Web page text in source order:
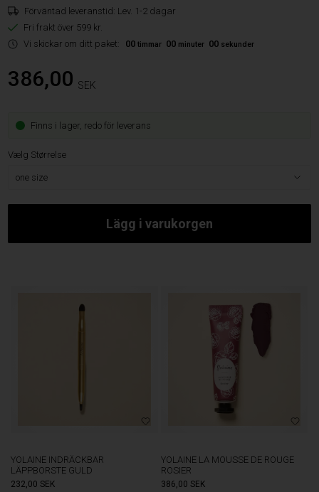
Förväntad leveranstid: Lev. 1-2 dagar
Fri frakt över 599 kr.
Vi skickar om ditt paket:
00 timmar 00 minuter 00 sekunder
386,00 SEK
Finns i lager, redo för leverans
Vælg Størrelse
YOLAINE INDRÄCKBAR
LÄPPBORSTE GULD
232,00 SEK
YOLAINE LA MOUSSE DE ROUGE
ROSIER
386,00 SEK